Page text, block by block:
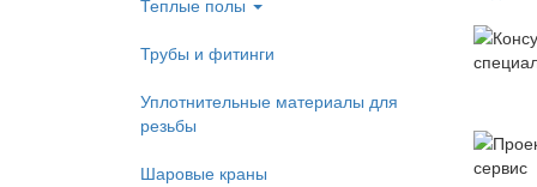
Теплые полы
Трубы и фитинги
Уплотнительные материалы для
резьбы
Шаровые краны